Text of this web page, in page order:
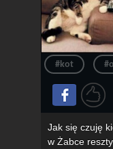
#kot
Jak się czuję
w Żabce